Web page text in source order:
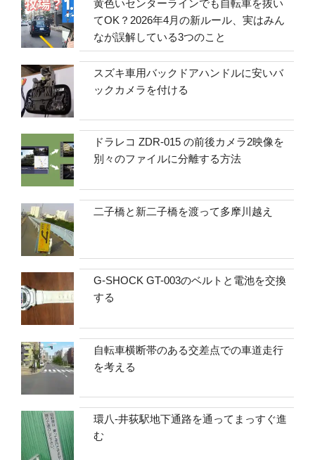
黄色いセンターラインでも自転車を抜い
てOK？2026年4月の新ルール、実はみん
なが誤解している3つのこと
スズキ車用バックドアハンドルに安いバ
ックカメラを付ける
ドラレコ ZDR-015 の前後カメラ2映像を
別々のファイルに分離する方法
二子橋と新二子橋を渡って多摩川越え
G-SHOCK GT-003のベルトと電池を交換
する
自転車横断帯のある交差点での車道走行
を考える
環八-井荻駅地下通路を通ってまっすぐ進
む